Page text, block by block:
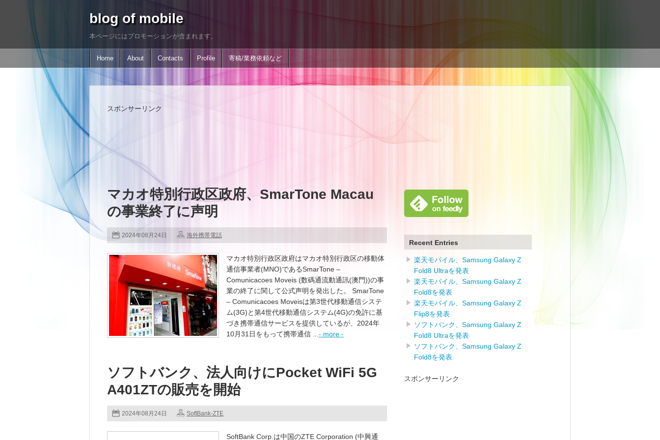
blog of mobile
本ページにはプロモーションが含まれます。
Home About Contacts Profile 寄稿/業務依頼など
スポンサーリンク
マカオ特別行政区政府、SmarTone Macau
の事業終了に声明
2024年08月24日 海外携帯電話
マカオ特別行政区政府はマカオ特別行政区の移動体
通信事業者(MNO)であるSmarTone –
Comunicacoes Moveis (数碼通流動通訊(澳門))の事
業の終了に関して公式声明を発出した。 SmarTone
– Comunicacoes Moveisは第3世代移動通信システ
ム(3G)と第4世代移動通信システム(4G)の免許に基
づき携帯通信サービスを提供しているが、2024年
10月31日をもって携帯通信 ... - more -
ソフトバンク、法人向けにPocket WiFi 5G
A401ZTの販売を開始
2024年08月24日 SoftBank-ZTE
SoftBank Corp.は中国のZTE Corporation (中興通
Recent Entries
楽天モバイル、Samsung Galaxy Z
Fold8 Ultraを発表
楽天モバイル、Samsung Galaxy Z
Fold8を発表
楽天モバイル、Samsung Galaxy Z
Flip8を発表
ソフトバンク、Samsung Galaxy Z
Fold8 Ultraを発表
ソフトバンク、Samsung Galaxy Z
Fold8を発表
スポンサーリンク